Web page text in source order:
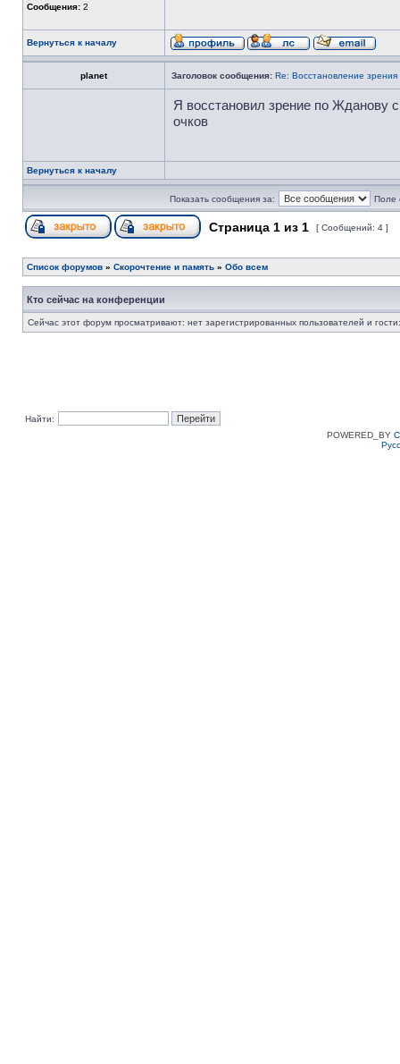
Сообщения: 2
Вернуться к началу
planet Заголовок сообщения: Re: Восстановление зрения
Я восстановил зрение по Жданову
очков
Вернуться к началу
Показать сообщения за: Поле
Страница 1 из 1 [ Сообщений: 4 ]
Список форумов » Скорочтение и память » Обо всем
Кто сейчас на конференции
Сейчас этот форум просматривают: нет зарегистрированных пользователей и
Найти:
POWERED_BY